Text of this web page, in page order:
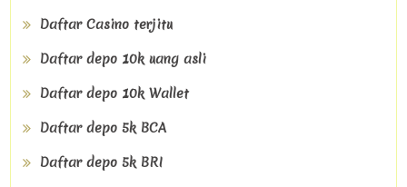
Daftar Casino terjitu
Daftar depo 10k uang asli
Daftar depo 10k Wallet
Daftar depo 5k BCA
Daftar depo 5k BRI